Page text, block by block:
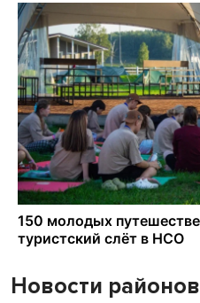
Новости районов